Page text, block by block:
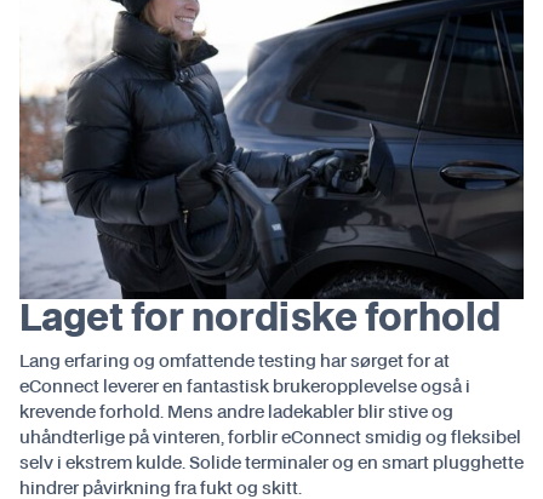
Laget for nordiske forhold
Lang erfaring og omfattende testing har sørget for at
eConnect leverer en fantastisk brukeropplevelse også i
krevende forhold. Mens andre ladekabler blir stive og
uhåndterlige på vinteren, forblir eConnect smidig og fleksibel
selv i ekstrem kulde. Solide terminaler og en smart plugghette
hindrer påvirkning fra fukt og skitt.